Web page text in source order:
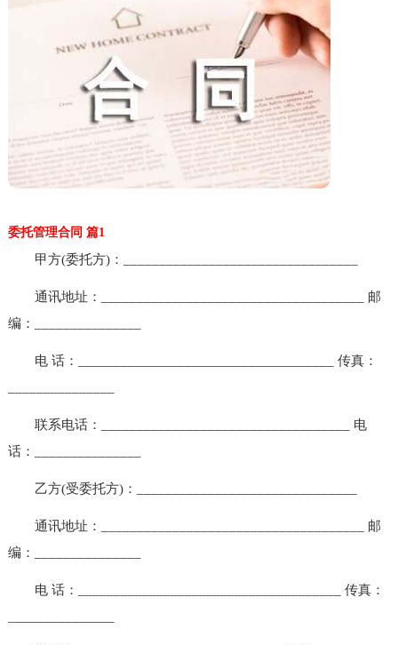
委托管理合同 篇1
甲方(委托方)：_________________________________
通讯地址：_____________________________________ 邮
编：_______________
电 话：____________________________________ 传真：
联系电话：___________________________________ 电
话：_______________
乙方(受委托方)：_______________________________
通讯地址：_____________________________________ 邮
编：_______________
电 话：_____________________________________ 传真：